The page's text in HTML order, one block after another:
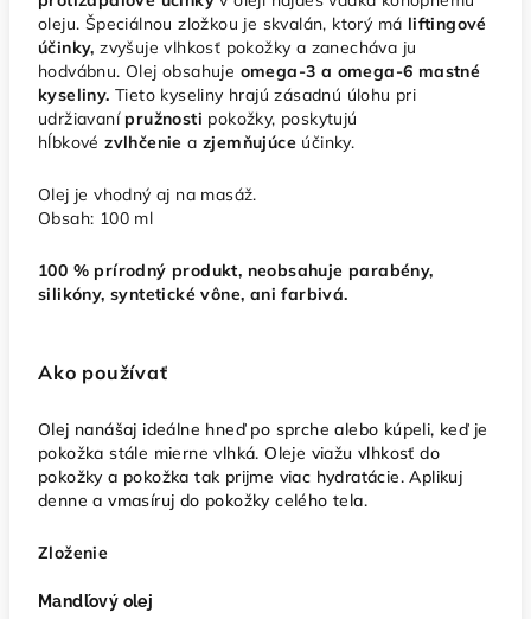
oleju. Špeciálnou zložkou je skvalán, ktorý má liftingové
účinky, zvyšuje vlhkosť pokožky a zanecháva ju
hodvábnu. Olej obsahuje omega-3 a omega-6 mastné
kyseliny. Tieto kyseliny hrajú zásadnú úlohu pri
udržiavaní pružnosti pokožky, poskytujú
hĺbkové zvlhčenie a zjemňujúce účinky.
Olej je vhodný aj na masáž.
Obsah: 100 ml
100 % prírodný produkt, neobsahuje parabény,
silikóny, syntetické vône, ani farbivá.
Ako používať
Olej nanášaj ideálne hneď po sprche alebo kúpeli, keď je
pokožka stále mierne vlhká. Oleje viažu vlhkosť do
pokožky a pokožka tak prijme viac hydratácie. Aplikuj
denne a vmasíruj do pokožky celého tela.
Zloženie
Mandľový olej